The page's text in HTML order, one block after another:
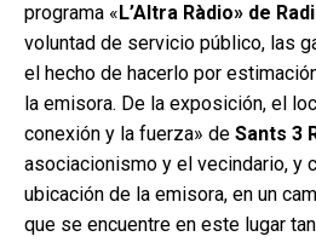
programa «L’Altra Ràdio» de
voluntad de servicio público, las
el hecho de hacerlo por
la emisora. De la exposición, el
conexión y la fuerza» de Sants 3
asociacionismo y el vecindario, y
ubicación de la emisora, en un
que se encuentre en este lugar